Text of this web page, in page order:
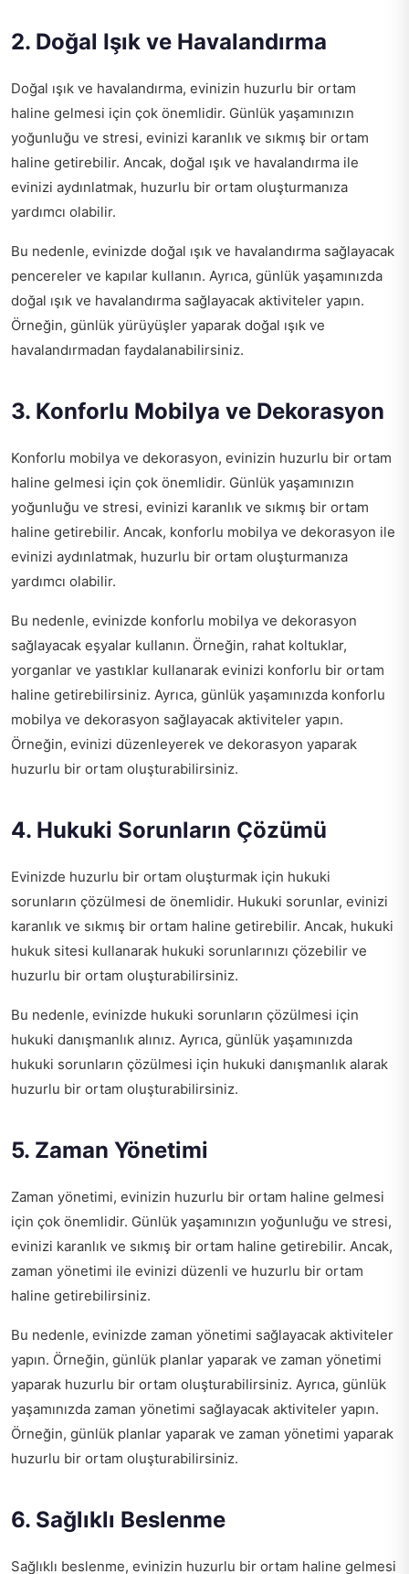
2. Doğal Işık ve Havalandırma
Doğal ışık ve havalandırma, evinizin huzurlu bir ortam
haline gelmesi için çok önemlidir. Günlük yaşamınızın
yoğunluğu ve stresi, evinizi karanlık ve sıkmış bir ortam
haline getirebilir. Ancak, doğal ışık ve havalandırma ile
evinizi aydınlatmak, huzurlu bir ortam oluşturmanıza
yardımcı olabilir.
Bu nedenle, evinizde doğal ışık ve havalandırma sağlayacak
pencereler ve kapılar kullanın. Ayrıca, günlük yaşamınızda
doğal ışık ve havalandırma sağlayacak aktiviteler yapın.
Örneğin, günlük yürüyüşler yaparak doğal ışık ve
havalandırmadan faydalanabilirsiniz.
3. Konforlu Mobilya ve Dekorasyon
Konforlu mobilya ve dekorasyon, evinizin huzurlu bir ortam
haline gelmesi için çok önemlidir. Günlük yaşamınızın
yoğunluğu ve stresi, evinizi karanlık ve sıkmış bir ortam
haline getirebilir. Ancak, konforlu mobilya ve dekorasyon ile
evinizi aydınlatmak, huzurlu bir ortam oluşturmanıza
yardımcı olabilir.
Bu nedenle, evinizde konforlu mobilya ve dekorasyon
sağlayacak eşyalar kullanın. Örneğin, rahat koltuklar,
yorganlar ve yastıklar kullanarak evinizi konforlu bir ortam
haline getirebilirsiniz. Ayrıca, günlük yaşamınızda konforlu
mobilya ve dekorasyon sağlayacak aktiviteler yapın.
Örneğin, evinizi düzenleyerek ve dekorasyon yaparak
huzurlu bir ortam oluşturabilirsiniz.
4. Hukuki Sorunların Çözümü
Evinizde huzurlu bir ortam oluşturmak için hukuki
sorunların çözülmesi de önemlidir. Hukuki sorunlar, evinizi
karanlık ve sıkmış bir ortam haline getirebilir. Ancak, hukuki
hukuk sitesi kullanarak hukuki sorunlarınızı çözebilir ve
huzurlu bir ortam oluşturabilirsiniz.
Bu nedenle, evinizde hukuki sorunların çözülmesi için
hukuki danışmanlık alınız. Ayrıca, günlük yaşamınızda
hukuki sorunların çözülmesi için hukuki danışmanlık alarak
huzurlu bir ortam oluşturabilirsiniz.
5. Zaman Yönetimi
Zaman yönetimi, evinizin huzurlu bir ortam haline gelmesi
için çok önemlidir. Günlük yaşamınızın yoğunluğu ve stresi,
evinizi karanlık ve sıkmış bir ortam haline getirebilir. Ancak,
zaman yönetimi ile evinizi düzenli ve huzurlu bir ortam
haline getirebilirsiniz.
Bu nedenle, evinizde zaman yönetimi sağlayacak aktiviteler
yapın. Örneğin, günlük planlar yaparak ve zaman yönetimi
yaparak huzurlu bir ortam oluşturabilirsiniz. Ayrıca, günlük
yaşamınızda zaman yönetimi sağlayacak aktiviteler yapın.
Örneğin, günlük planlar yaparak ve zaman yönetimi yaparak
huzurlu bir ortam oluşturabilirsiniz.
6. Sağlıklı Beslenme
Sağlıklı beslenme, evinizin huzurlu bir ortam haline gelmesi